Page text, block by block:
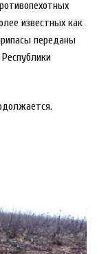
известных как
переданы